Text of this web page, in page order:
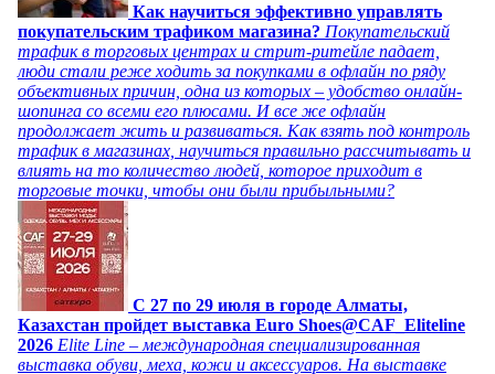
Как научиться эффективно управлять
покупательским трафиком магазина? Покупательский
трафик в торговых центрах и стрит-ритейле падает,
люди стали реже ходить за покупками в офлайн по ряду
объективных причин, одна из которых – удобство онлайн-
шопинга со всеми его плюсами. И все же офлайн
продолжает жить и развиваться. Как взять под контроль
трафик в магазинах, научиться правильно рассчитывать и
влиять на то количество людей, которое приходит в
торговые точки, чтобы они были прибыльными?
C 27 по 29 июля в городе Алматы,
Казахстан пройдет выставка Euro Shoes@CAF_Eliteline
2026 Elite Line – международная специализированная
выставка обуви, меха, кожи и аксессуаров. На выставке